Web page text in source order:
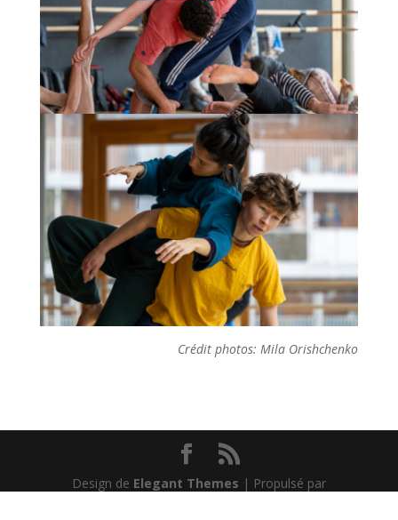
Crédit photos: Mila Orishchenko
Design de Elegant Themes | Propulsé par